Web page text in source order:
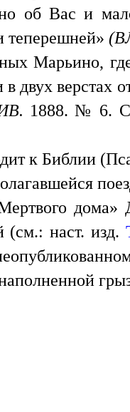
об Вас и
теперешней»
Марьино,
двух верстах
1888. № 6. С.
к Библии
дома»
(см.: наст. изд.